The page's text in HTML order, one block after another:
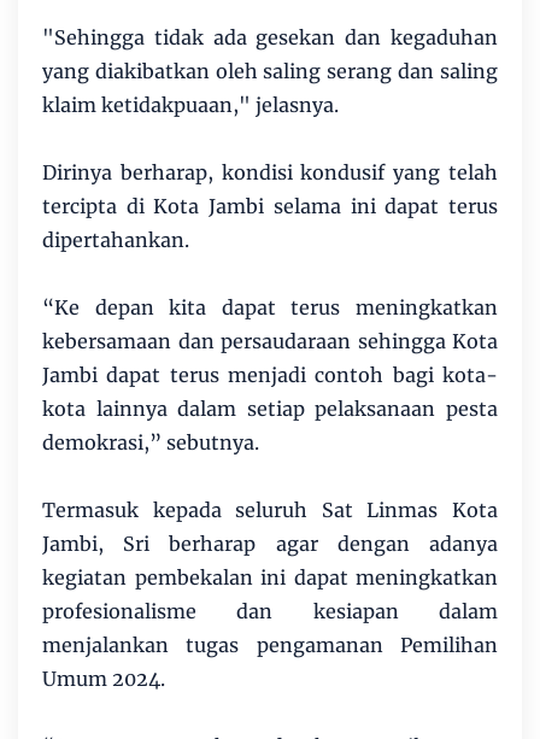
"Sehingga tidak ada gesekan dan kegaduhan
yang diakibatkan oleh saling serang dan saling
klaim ketidakpuaan," jelasnya.
Dirinya berharap, kondisi kondusif yang telah
tercipta di Kota Jambi selama ini dapat terus
dipertahankan.
“Ke depan kita dapat terus meningkatkan
kebersamaan dan persaudaraan sehingga Kota
Jambi dapat terus menjadi contoh bagi kota-
kota lainnya dalam setiap pelaksanaan pesta
demokrasi,” sebutnya.
Termasuk kepada seluruh Sat Linmas Kota
Jambi, Sri berharap agar dengan adanya
kegiatan pembekalan ini dapat meningkatkan
profesionalisme dan kesiapan dalam
menjalankan tugas pengamanan Pemilihan
Umum 2024.